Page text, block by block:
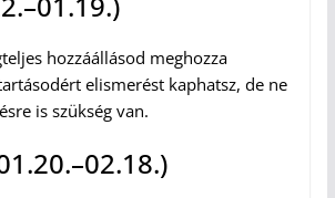
hozzáállásod meghozza
elismerést kaphatsz, de ne
is szükség van.